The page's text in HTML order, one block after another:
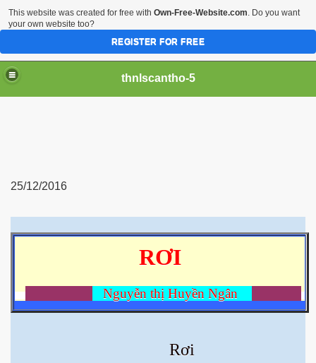
thnlscantho-5
25/12/2016
RƠI
Nguyễn thị Huyền Ngân
Rơi
This website was created for free with Own-Free-Website.com. Do you want
your own website too?
REGISTER FOR FREE